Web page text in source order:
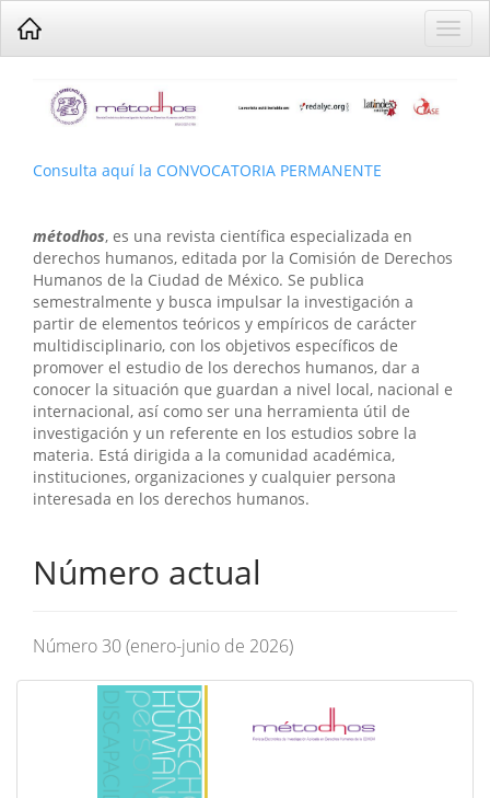
Contenido
Barra
lateral
Consulta aquí la CONVOCATORIA PERMANENTE
métodhos, es una revista científica especializada en
derechos humanos, editada por la Comisión de Derechos
Humanos de la Ciudad de México. Se publica
semestralmente y busca impulsar la investigación a
partir de elementos teóricos y empíricos de carácter
multidisciplinario, con los objetivos específicos de
promover el estudio de los derechos humanos, dar a
conocer la situación que guardan a nivel local, nacional e
internacional, así como ser una herramienta útil de
investigación y un referente en los estudios sobre la
materia. Está dirigida a la comunidad académica,
instituciones, organizaciones y cualquier persona
interesada en los derechos humanos.
Número actual
Número 30 (enero-junio de 2026)